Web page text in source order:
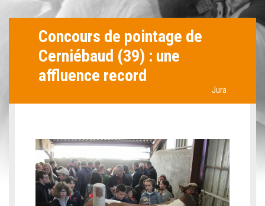
Concours de pointage de
Cerniébaud (39) : une
affluence record
Jura